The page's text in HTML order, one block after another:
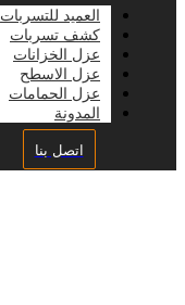
العميد للتسربات
كشف تسربات
عزل الخزانات
عزل الاسطح
عزل الحمامات
المدونة
اتصل بنا